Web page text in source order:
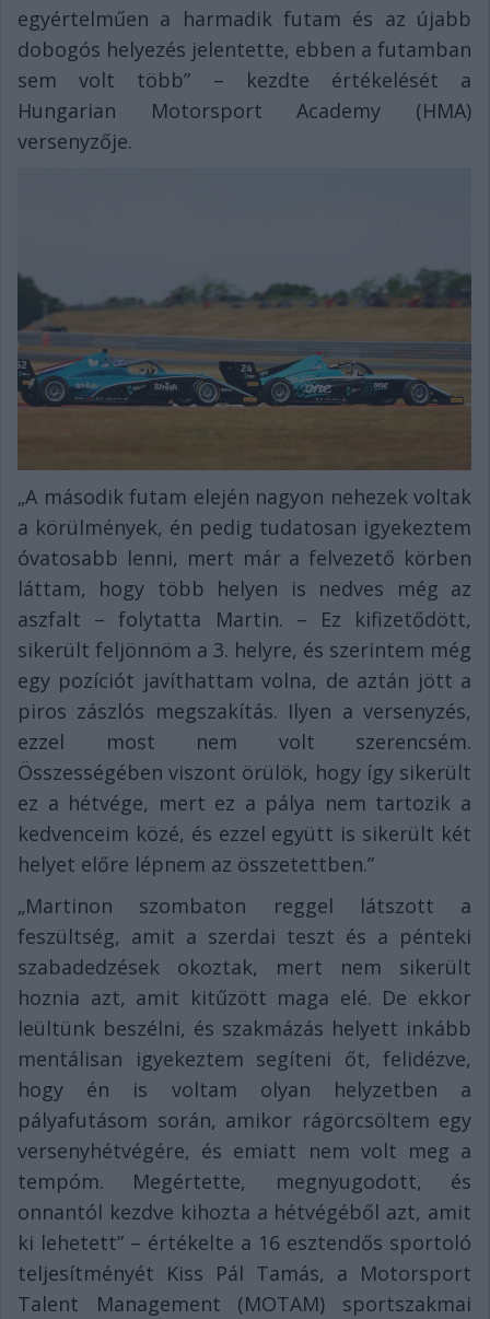
egyértelműen a harmadik futam és az újabb
dobogós helyezés jelentette, ebben a futamban
sem volt több” – kezdte értékelését a
Hungarian Motorsport Academy (HMA)
versenyzője.
„A második futam elején nagyon nehezek voltak
a körülmények, én pedig tudatosan igyekeztem
óvatosabb lenni, mert már a felvezető körben
láttam, hogy több helyen is nedves még az
aszfalt – folytatta Martin. – Ez kifizetődött,
sikerült feljönnöm a 3. helyre, és szerintem még
egy pozíciót javíthattam volna, de aztán jött a
piros zászlós megszakítás. Ilyen a versenyzés,
ezzel most nem volt szerencsém.
Összességében viszont örülök, hogy így sikerült
ez a hétvége, mert ez a pálya nem tartozik a
kedvenceim közé, és ezzel együtt is sikerült két
helyet előre lépnem az összetettben.”
„Martinon szombaton reggel látszott a
feszültség, amit a szerdai teszt és a pénteki
szabadedzések okoztak, mert nem sikerült
hoznia azt, amit kitűzött maga elé. De ekkor
leültünk beszélni, és szakmázás helyett inkább
mentálisan igyekeztem segíteni őt, felidézve,
hogy én is voltam olyan helyzetben a
pályafutásom során, amikor rágörcsöltem egy
versenyhétvégére, és emiatt nem volt meg a
tempóm. Megértette, megnyugodott, és
onnantól kezdve kihozta a hétvégéből azt, amit
ki lehetett” – értékelte a 16 esztendős sportoló
teljesítményét Kiss Pál Tamás, a Motorsport
Talent Management (MOTAM) sportszakmai